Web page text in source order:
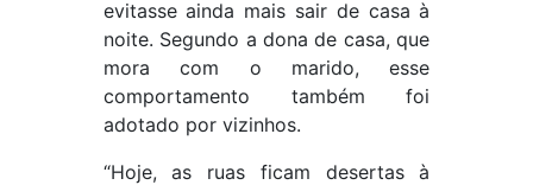
evitasse ainda mais sair de casa à
noite. Segundo a dona de casa, que
mora com o marido, esse
comportamento também foi
adotado por vizinhos.
“Hoje, as ruas ficam desertas à